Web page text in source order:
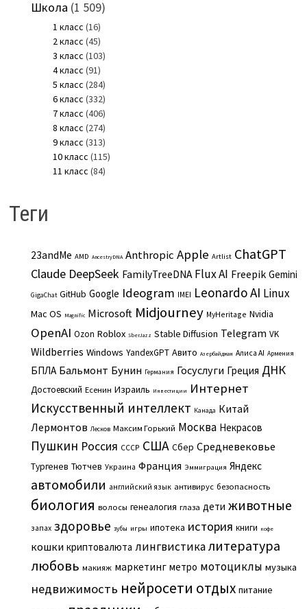
Школа (1 509)
1 класс (16)
2 класс (45)
3 класс (103)
4 класс (91)
5 класс (284)
6 класс (332)
7 класс (406)
8 класс (274)
9 класс (313)
10 класс (115)
11 класс (84)
Теги
23andMe AMD AncestryDNA Anthropic Apple Artlist ChatGPT
Claude DeepSeek FamilyTreeDNA Flux AI Freepik Gemini
GigaChat GitHub Google Ideogram IMEI Leonardo AI Linux
Mac OS Magnific Microsoft Midjourney MyHeritage Nvidia
OpenAI Ozon Roblox SberJazz Stable Diffusion Telegram VK
Wildberries Windows YandexGPT Авито Азербайджан Алиса AI Армения
БПЛА Бальмонт Бунин Германия Госуслуги Греция ДНК
Достоевский Есенин Израиль Инвестиции Интернет
Искусственный интеллект Канада Китай
Лермонтов Лесков Максим Горький Москва Некрасов
Пушкин Россия СССР США Сбер Средневековье
Тургенев Тютчев Украина Франция Эммиграция Яндекс
автомобили английский язык антивирус безопасность
биология волосы генеалогия глаза дети животные
запах здоровье зубы игры ипотека история книги кофе
кошки криптовалюта лингвистикалитература
любовь макияж маркетинг метро мотоциклы музыка
недвижимость нейросети отдых питание